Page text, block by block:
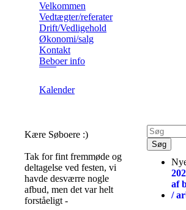
Velkommen
Vedtægter/referater
Drift/Vedligehold
Økonomi/salg
Kontakt
Beboer info
Kalender
Kære Søboere :)
Tak for fint fremmøde og
deltagelse ved festen, vi
havde desværre nogle
afbud, men det var helt
forståeligt -
af
/